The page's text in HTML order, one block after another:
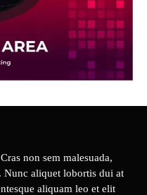
non sem malesuada,
Nunc aliquet lobortis dui at
aliquam leo et elit